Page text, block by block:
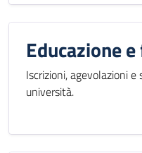
Educazione
Iscrizioni, agevolazioni e
università.